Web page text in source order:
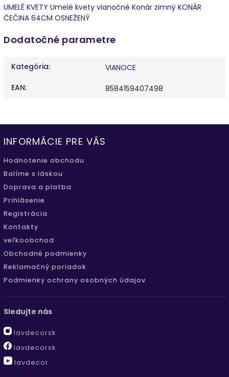
UMELÉ KVETY Umelé kvety vianočné Konár zimný KONÁR
ČEČINA 64CM OSNEŽENÝ
Dodatočné parametre
Kategória:
VIANOCE
EAN: 8584159407498
INFORMÁCIE PRE VÁS
Hodnotenie obchodu
Balíme s láskou
Doprava a platba
Prihlásenie
Registrácia
Kontakty
veľkoobchod
Obchodné podmienky
Reklamačný poriadok
Podmienky ochrany osobných údajov
Sledujte nás
lavdecorsk
lavdecorsk
lavdecor